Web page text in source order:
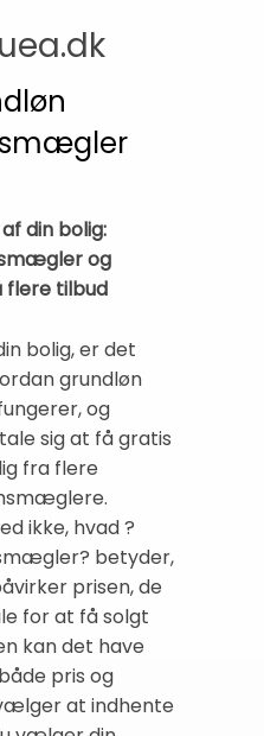
din bolig:
og
flere tilbud
bolig, er det
grundløn
og
sig at få gratis
fra flere
ikke, hvad ?
betyder,
prisen, de
for at få solgt
kan det have
pris og
at indhente